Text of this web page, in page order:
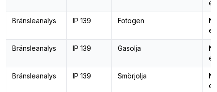
Bränsleanalys IP 139 Fotogen
Bränsleanalys IP 139 Gasolja
Bränsleanalys IP 139 Smörjolja